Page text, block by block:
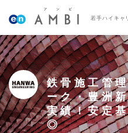
若手ハイキャ
鉄骨施工管
ーク・豊洲
実績！安定
◎